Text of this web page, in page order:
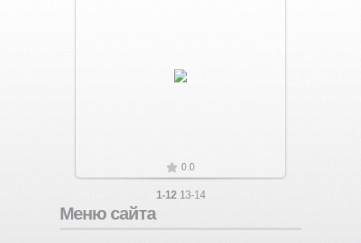
Увеличить
0.0
1-12 13-14
Меню сайта